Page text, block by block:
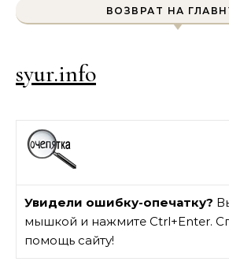
ВОЗВРАТ НА
syur.info
Увидели ошибку-опечатку?
мышкой и нажмите Ctrl+Enter.
помощь сайту!